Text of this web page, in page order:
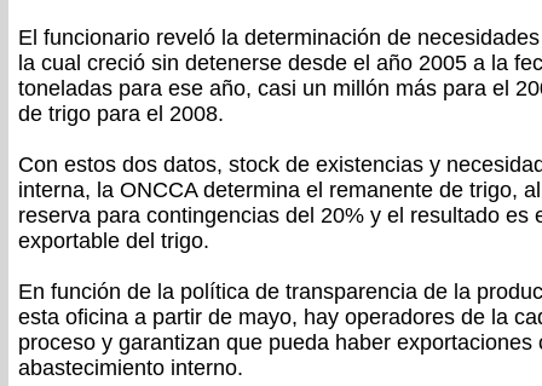
El funcionario reveló la determinación de
la cual creció sin detenerse desde el año 2005 a la
toneladas para ese año, casi un millón más para el
de trigo para el 2008.
Con estos dos datos, stock de existencias y
interna, la ONCCA determina el remanente de trigo,
reserva para contingencias del 20% y el resultado es
exportable del trigo.
En función de la política de transparencia de la
esta oficina a partir de mayo, hay operadores de la
proceso y garantizan que pueda haber
abastecimiento interno.